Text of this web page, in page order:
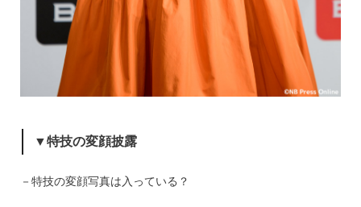
▼特技の変顔披露
－特技の変顔写真は入っている？